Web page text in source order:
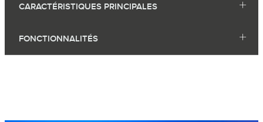
CARACTÉRISTIQUES PRINCIPALES
FONCTIONNALITÉS